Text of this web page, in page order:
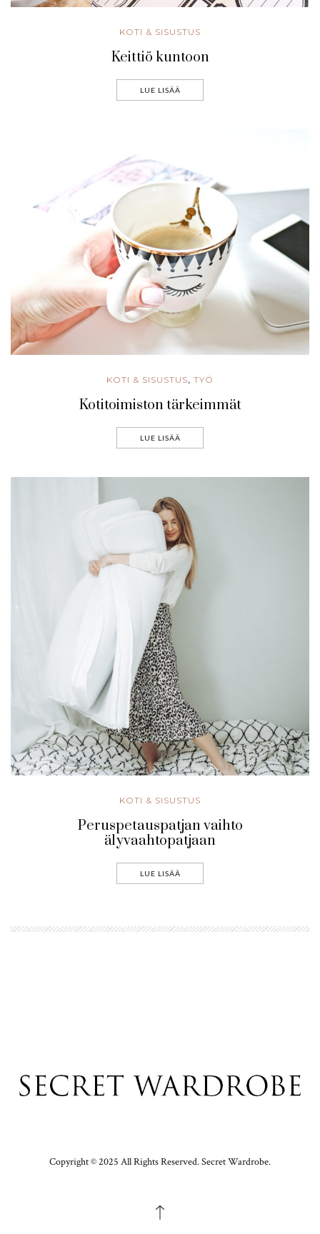
KOTI & SISUSTUS
Keittiö kuntoon
LUE LISÄÄ
KOTI & SISUSTUS, TYÖ
Kotitoimiston tärkeimmät
LUE LISÄÄ
KOTI & SISUSTUS
Peruspetauspatjan vaihto
älyvaahtopatjaan
LUE LISÄÄ
Copyright © 2025 All Rights Reserved. Secret Wardrobe.